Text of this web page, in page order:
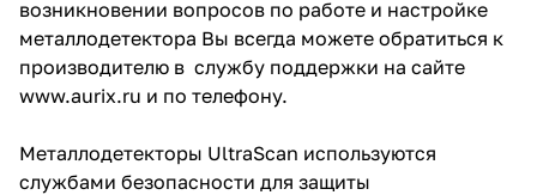
возникновении вопросов по работе и настройке
металлодетектора Вы всегда можете обратиться к
производителю в службу поддержки на сайте
www.aurix.ru и по телефону.
Металлодетекторы UltraScan используются
службами безопасности для защиты